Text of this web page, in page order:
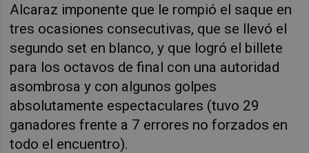
Alcaraz imponente que le rompió el saque en
tres ocasiones consecutivas, que se llevó el
segundo set en blanco, y que logró el billete
para los octavos de final con una autoridad
asombrosa y con algunos golpes
absolutamente espectaculares (tuvo 29
ganadores frente a 7 errores no forzados en
todo el encuentro).